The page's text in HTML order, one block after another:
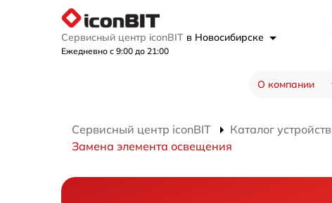
Сервисный центр iconBIT в Новосибирске
Ежедневно с 9:00 до 21:00
О компании
Сервисный центр iconBIT Каталог устройств
Замена элемента освещения